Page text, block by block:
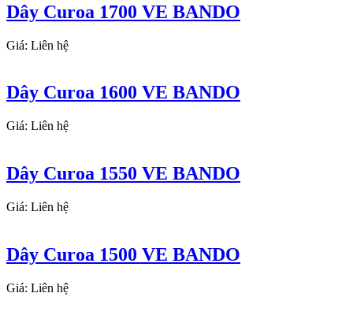
Dây Curoa 1700 VE BANDO
Giá: Liên hệ
Dây Curoa 1600 VE BANDO
Giá: Liên hệ
Dây Curoa 1550 VE BANDO
Giá: Liên hệ
Dây Curoa 1500 VE BANDO
Giá: Liên hệ